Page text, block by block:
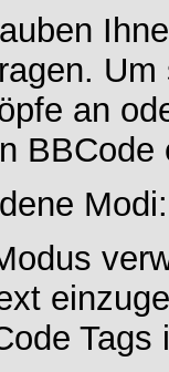
an
BBCode